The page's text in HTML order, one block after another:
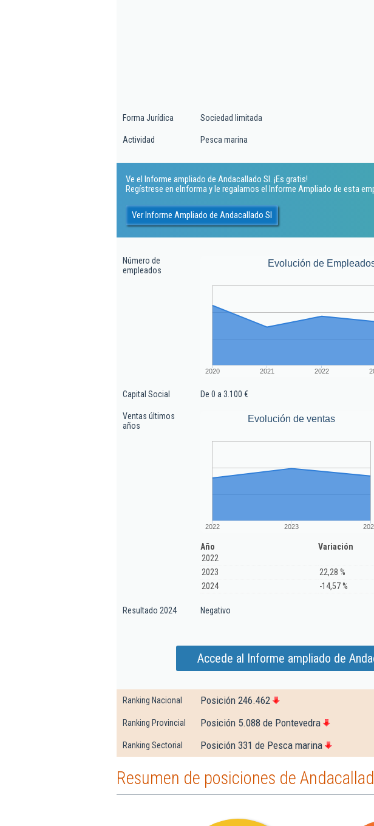
Forma Jurídica Sociedad limitada
Actividad Pesca marina
Ve el Informe ampliado de Andacallado Sl. ¡Es gratis!
Regístrese en eInforma y le regalamos el Informe Ampliado de esta
Ver Informe Ampliado de Andacallado Sl
Número de
empleados
Evolución de
2020 2021 2022
Capital Social De 0 a 3.100 €
Ventas últimos
años
Evolución de ventas
2022 2023
Año
Variación
2022
2023
22,28 %
2024
-14,57 %
Resultado 2024 Negativo
Accede al Informe ampliado de
Ranking Nacional Posición 246.462
Ranking Provincial Posición 5.088 de Pontevedra
Ranking Sectorial Posición 331 de Pesca marina
Resumen de posiciones de